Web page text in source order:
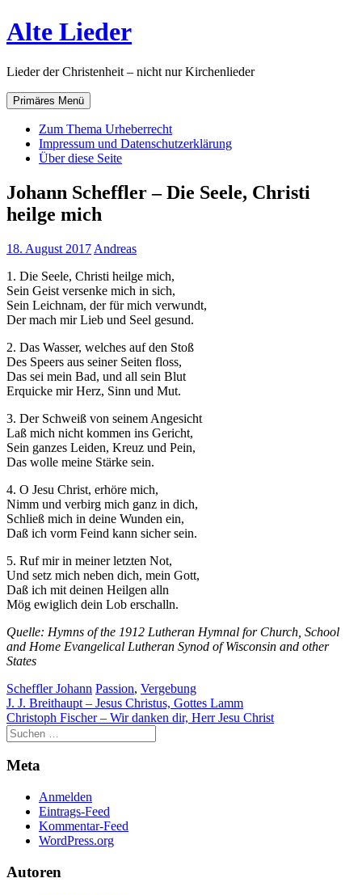
Zum
Inhalt
Alte Lieder
Lieder der Christenheit – nicht nur Kirchenlieder
Primäres Menü
Zum Thema Urheberrecht
Impressum und Datenschutzerklärung
Über diese Seite
Johann Scheffler – Die Seele, Christi
heilge mich
18. August 2017 Andreas
1. Die Seele, Christi heilge mich,
Sein Geist versenke mich in sich,
Sein Leichnam, der für mich verwundt,
Der mach mir Lieb und Seel gesund.
2. Das Wasser, welches auf den Stoß
Des Speers aus seiner Seiten floss,
Das sei mein Bad, und all sein Blut
Erquicke mir Herz, Sinn und Mut.
3. Der Schweiß von seinem Angesicht
Laß mich nicht kommen ins Gericht,
Sein ganzes Leiden, Kreuz und Pein,
Das wolle meine Stärke sein.
4. O Jesu Christ, erhöre mich,
Nimm und verbirg mich ganz in dich,
Schließ mich in deine Wunden ein,
Daß ich vorm Feind kann sicher sein.
5. Ruf mir in meiner letzten Not,
Und setz mich neben dich, mein Gott,
Daß ich mit deinen Heilgen alln
Mög ewiglich dein Lob erschalln.
Quelle: Hymns of the 1912 Lutheran Hymnal for Church, School
and Home Evangelical Lutheran Synod of Wisconsin and other
States
Scheffler Johann Passion, Vergebung
Beitragsnavigation
J. J. Breithaupt – Jesus Christus, Gottes Lamm
Christoph Fischer – Wir danken dir, Herr Jesu Christ
Meta
Anmelden
Eintrags-Feed
Kommentar-Feed
WordPress.org
Autoren